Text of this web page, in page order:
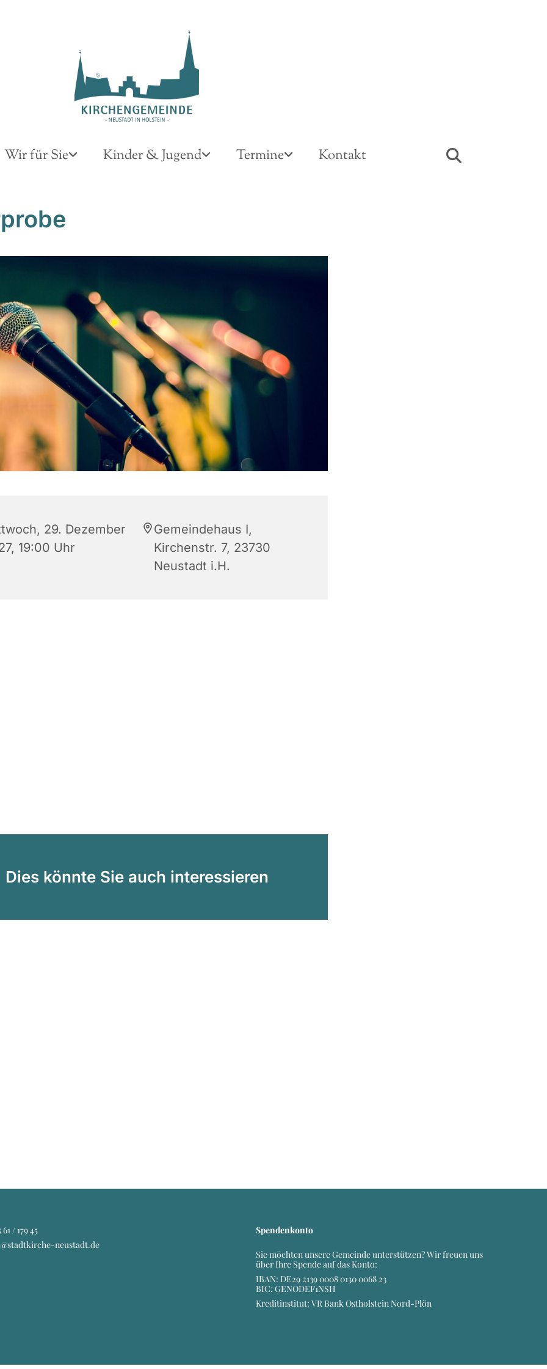
Wir für Sie Kinder & Jugend Termine Kontakt
29. Dezember
19:00 Uhr
Gemeindehaus I,
Kirchenstr. 7, 23730
Neustadt i.H.
Dies könnte Sie auch interessieren
/ 179 45
neustadt.de
Spendenkonto
Sie möchten unsere Gemeinde unterstützen? Wir freuen uns
über Ihre Spende auf das Konto:
IBAN: DE29 2139 0008 0130 0068 23
BIC: GENODEF1NSH
Kreditinstitut: VR Bank Ostholstein Nord-Plön